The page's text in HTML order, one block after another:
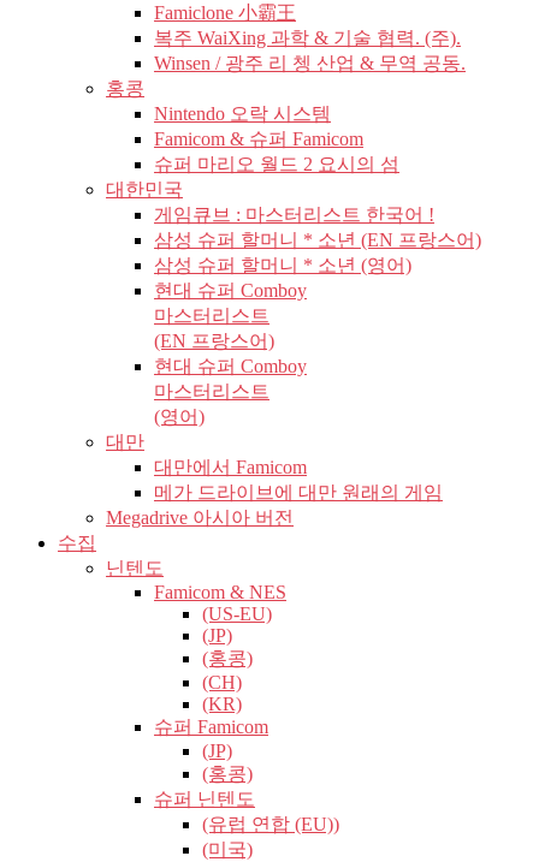
Famiclone 小霸王
복주 WaiXing 과학 & 기술 협력. (주).
Winsen / 광주 리 쳉 산업 & 무역 공동.
홍콩
Nintendo 오락 시스템
Famicom & 슈퍼 Famicom
슈퍼 마리오 월드 2 요시의 섬
대한민국
게임큐브 : 마스터리스트 한국어 !
삼성 슈퍼 할머니 * 소년 (EN 프랑스어)
삼성 슈퍼 할머니 * 소년 (영어)
현대 슈퍼 Comboy
마스터리스트
(EN 프랑스어)
현대 슈퍼 Comboy
마스터리스트
(영어)
대만
대만에서 Famicom
메가 드라이브에 대만 원래의 게임
Megadrive 아시아 버전
수집
닌텐도
Famicom & NES
(US-EU)
(JP)
(홍콩)
(CH)
(KR)
슈퍼 Famicom
(JP)
(홍콩)
슈퍼 닌텐도
(유럽​​ 연합 (EU))
(미국)